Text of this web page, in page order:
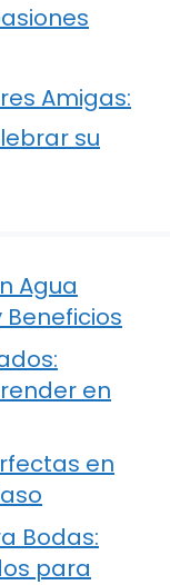
Amigas:
su
Agua
Beneficios
en
en
Bodas:
para